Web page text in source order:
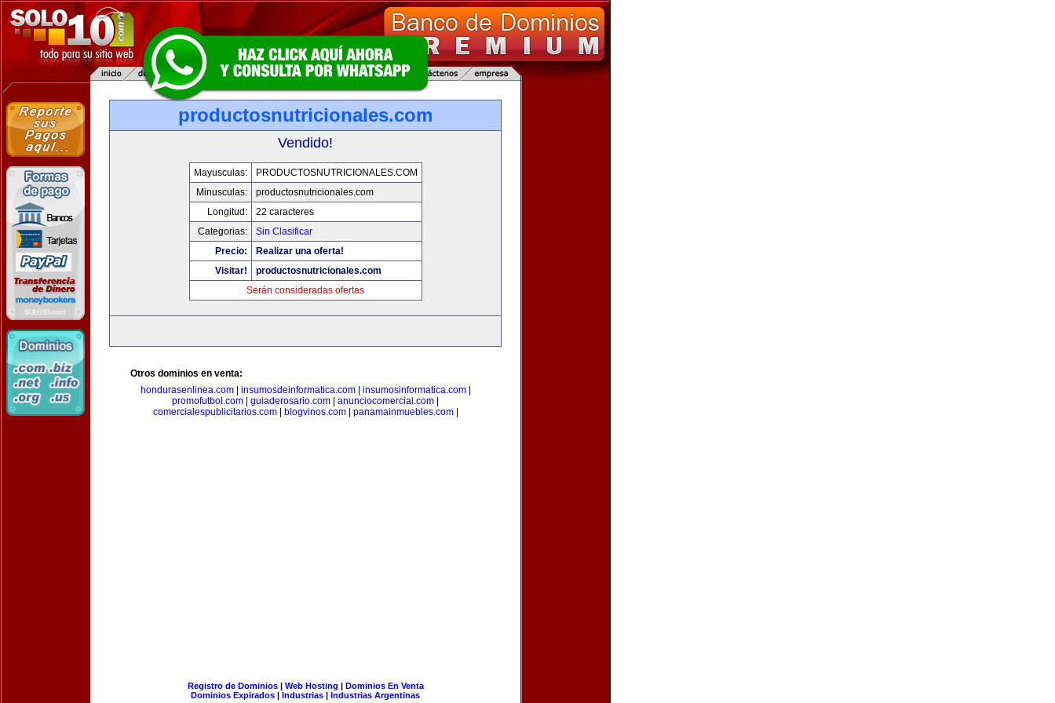
productosnutricionales.com
Vendido!
Mayusculas:
PRODUCTOSNUTRICIONALES.COM
Minusculas:
productosnutricionales.com
Longitud:
22 caracteres
Categorias:
Sin Clasificar
Precio:
Realizar una oferta!
Visitar!
productosnutricionales.com
Serán consideradas ofertas
Otros dominios en venta:
hondurasenlinea.com| insumosdeinformatica.com| insumosinformatica.com|
promofutbol.com
guiaderosario.com anunciocomercial.com
comercialespublicitarios.com| blogvinos.com| panamainmuebles.com|
Registro de Dominios| Web Hosting | Dominios En Venta
Dominios Expirados | Industrias | Industrias Argentinas